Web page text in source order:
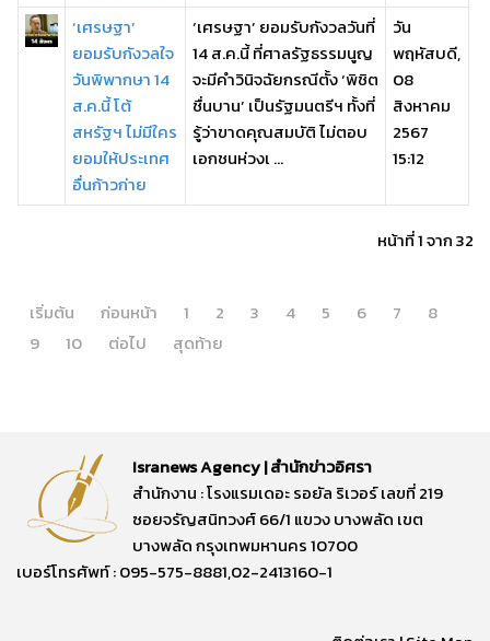
‘เศรษฐา’
ยอมรับกังวลใจ
วันพิพากษา 14
ส.ค.นี้ โต้
สหรัฐฯ ไม่มีใคร
ยอมให้ประเทศ
อื่นก้าวก่าย
‘เศรษฐา’ ยอมรับกังวลวันที่
14 ส.ค.นี้ ที่ศาลรัฐธรรมนูญ
จะมีคำวินิจฉัยกรณีตั้ง ‘พิชิต
ชื่นบาน’ เป็นรัฐมนตรีฯ ทั้งที่
รู้ว่าขาดคุณสมบัติ ไม่ตอบ
เอกชนห่วงเ ...
วัน
พฤหัสบดี,
08
สิงหาคม
2567
15:12
หน้าที่ 1 จาก 32
เริ่มต้น ก่อนหน้า 1 2 3 4 5 6 7
8
9
10 ต่อไป สุดท้าย
Isranews Agency | สำนักข่าวอิศรา
สำนักงาน : โรงแรมเดอะ รอยัล ริเวอร์ เลขที่ 219
ซอยจรัญสนิทวงศ์ 66/1 แขวง บางพลัด เขต
บางพลัด กรุงเทพมหานคร 10700
เบอร์โทรศัพท์ : 095-575-8881,02-2413160-1